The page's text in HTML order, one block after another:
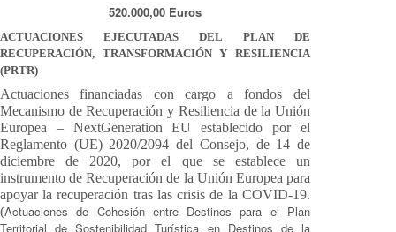
520.000,00 Euros
ACTUACIONES EJECUTADAS DEL PLAN DE
RECUPERACIÓN, TRANSFORMACIÓN Y RESILIENCIA
(PRTR)
Actuaciones financiadas con cargo a fondos del
Mecanismo de Recuperación y Resiliencia de la Unión
Europea – NextGeneration EU establecido por el
Reglamento (UE) 2020/2094 del Consejo, de 14 de
diciembre de 2020, por el que se establece un
instrumento de Recuperación de la Unión Europea para
apoyar la recuperación tras las crisis de la COVID-19.
(Actuaciones de Cohesión entre Destinos para el Plan
Territorial de Sostenibilidad Turística en Destinos de la